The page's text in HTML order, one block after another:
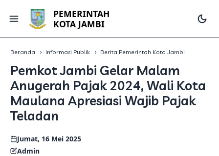
PEMERINTAH
KOTA JAMBI
Beranda Informasi Publik Berita Pemerintah Kota Jambi
Pemkot Jambi Gelar Malam
Anugerah Pajak 2024, Wali Kota
Maulana Apresiasi Wajib Pajak
Teladan
Jumat, 16 Mei 2025
Admin